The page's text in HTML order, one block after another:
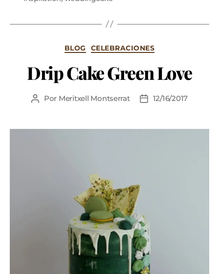
BLOG CELEBRACIONES
Drip Cake Green Love
Por Meritxell Montserrat 12/16/2017